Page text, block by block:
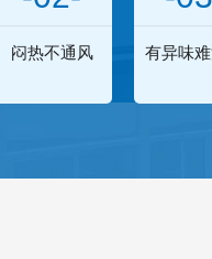
闷热不通风 有异味